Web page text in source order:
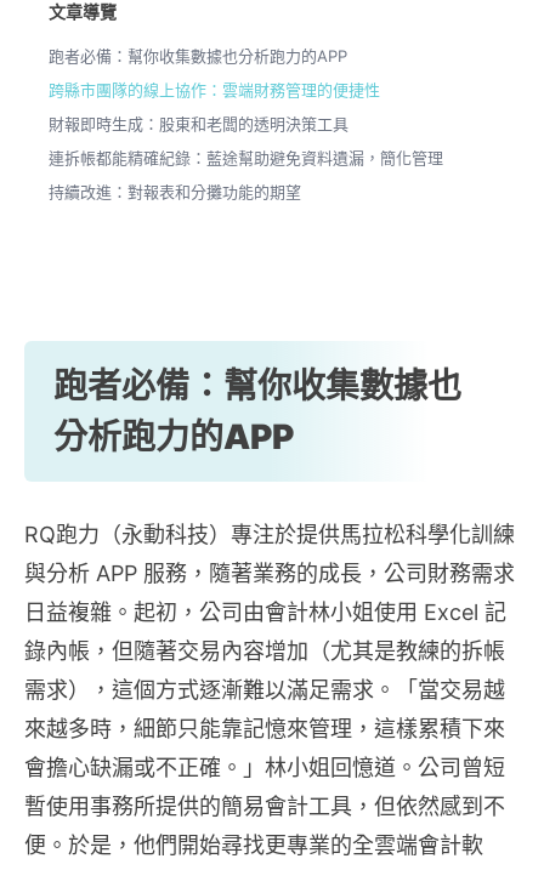
文章導覽
跑者必備：幫你收集數據也分析跑力的APP
跨縣市團隊的線上協作：雲端財務管理的便捷性
財報即時生成：股東和老闆的透明決策工具
連拆帳都能精確紀錄：藍途幫助避免資料遺漏，簡化管理
持續改進：對報表和分攤功能的期望
跑者必備：幫你收集數據也
分析跑力的APP
RQ跑力（永動科技）專注於提供馬拉松科學化訓練
與分析 APP 服務，隨著業務的成長，公司財務需求
日益複雜。起初，公司由會計林小姐使用 Excel 記
錄內帳，但隨著交易內容增加（尤其是教練的拆帳
需求），這個方式逐漸難以滿足需求。「當交易越
來越多時，細節只能靠記憶來管理，這樣累積下來
會擔心缺漏或不正確。」林小姐回憶道。公司曾短
暫使用事務所提供的簡易會計工具，但依然感到不
便。於是，他們開始尋找更專業的全雲端會計軟